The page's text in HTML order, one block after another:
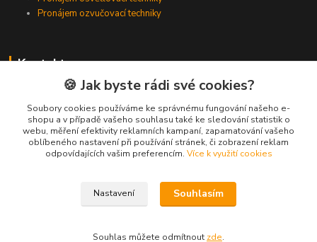
Pronájem ozvučovací techniky
Kontakty
Zákaznická podpora
+420 224 318 342
(Po-Pá, 9-16 hod.)
info@videotech.cz
🍪 Jak byste rádi své cookies?
Soubory cookies používáme ke správnému fungování našeho e-
shopu a v případě vašeho souhlasu také ke sledování statistik o
webu, měření efektivity reklamních kampaní, zapamatování vašeho
oblíbeného nastavení při používání stránek, či zobrazení reklam
odpovídajících vašim preferencím. Více k využití cookies
Nastavení Souhlasím
Souhlas můžete odmítnout zde.